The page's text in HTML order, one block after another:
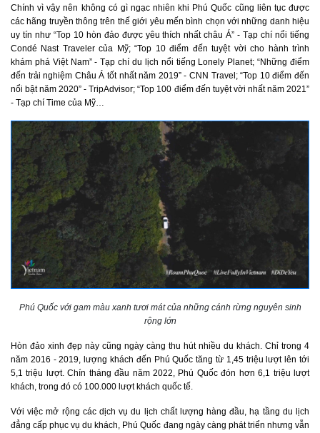
Chính vì vậy nên không có gì ngạc nhiên khi Phú Quốc cũng liên tục được
các hãng truyền thông trên thế giới yêu mến bình chọn với những danh hiệu
uy tín như “Top 10 hòn đảo được yêu thích nhất châu Á” - Tạp chí nổi tiếng
Condé Nast Traveler của Mỹ; “Top 10 điểm đến tuyệt vời cho hành trình
khám phá Việt Nam” - Tạp chí du lịch nổi tiếng Lonely Planet; “Những điểm
đến trải nghiệm Châu Á tốt nhất năm 2019” - CNN Travel; “Top 10 điểm đến
nổi bật năm 2020” - TripAdvisor; “Top 100 điểm đến tuyệt vời nhất năm 2021”
- Tạp chí Time của Mỹ…
Phú Quốc với gam màu xanh tươi mát của những cánh rừng nguyên sinh
rộng lớn
Hòn đảo xinh đẹp này cũng ngày càng thu hút nhiều du khách. Chỉ trong 4
năm 2016 - 2019, lượng khách đến Phú Quốc tăng từ 1,45 triệu lượt lên tới
5,1 triệu lượt. Chín tháng đầu năm 2022, Phú Quốc đón hơn 6,1 triệu lượt
khách, trong đó có 100.000 lượt khách quốc tế.
Với việc mở rộng các dịch vụ du lịch chất lượng hàng đầu, hạ tầng du lịch
đẳng cấp phục vụ du khách, Phú Quốc đang ngày càng phát triển nhưng vẫn